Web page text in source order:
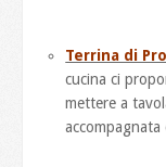
Terrina di
cucina ci
mettere a